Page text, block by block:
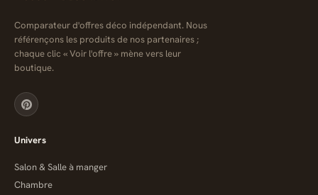
Comparateur d'offres déco indépendant. Nous
référençons les produits de nos partenaires ;
chaque clic « Voir l'offre » mène vers leur
boutique.
Univers
Salon & Salle à manger
Chambre